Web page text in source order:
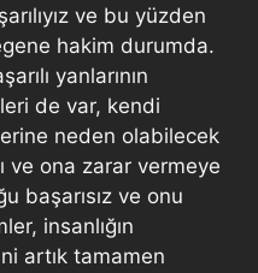
ve bu yüzden
hakim durumda.
yanlarının
de var, kendi
neden olabilecek
ve ona zarar vermeye
başarısız ve onu
insanlığın
artık tamamen